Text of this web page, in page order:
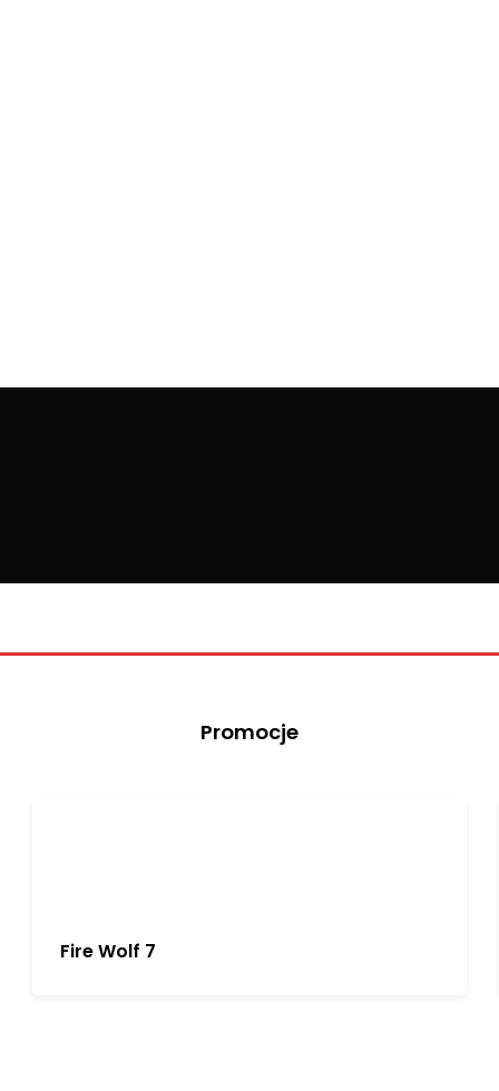
Promocje
Fire Wolf 7